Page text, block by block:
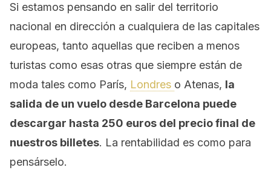
Si estamos pensando en salir del territorio
nacional en dirección a cualquiera de las capitales
europeas, tanto aquellas que reciben a menos
turistas como esas otras que siempre están de
moda tales como París, Londres o Atenas, la
salida de un vuelo desde Barcelona puede
descargar hasta 250 euros del precio final de
nuestros billetes. La rentabilidad es como para
pensárselo.